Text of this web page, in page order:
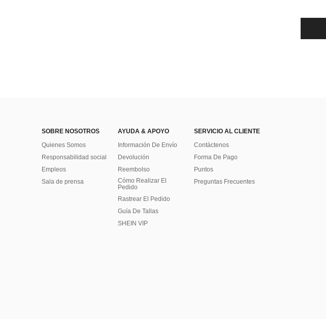
SOBRE NOSOTROS
Quienes Somos
Responsabilidad social
Empleos
Sala de prensa
AYUDA & APOYO
Información De Envío
Devolución
Reembolso
Cómo Realizar El
Pedido
Rastrear El Pedido
Guía De Tallas
SHEIN VIP
SERVICIO AL CLIENTE
Contáctenos
Forma De Pago
Puntos
Preguntas Frecuentes